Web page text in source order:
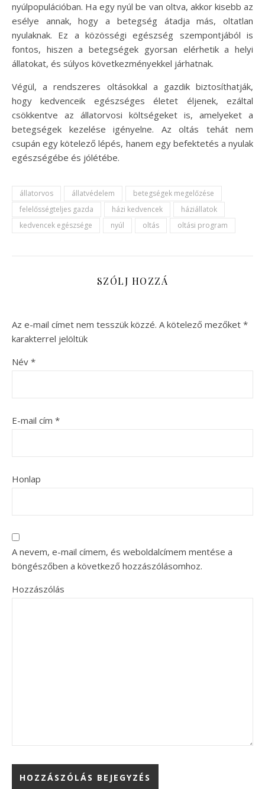
nyúlpopulációban. Ha egy nyúl be van oltva, akkor kisebb az
esélye annak, hogy a betegség átadja más, oltatlan
nyulaknak. Ez a közösségi egészség szempontjából is
fontos, hiszen a betegségek gyorsan elérhetik a helyi
állatokat, és súlyos következményekkel járhatnak.
Végül, a rendszeres oltásokkal a gazdik biztosíthatják,
hogy kedvenceik egészséges életet éljenek, ezáltal
csökkentve az állatorvosi költségeket is, amelyeket a
betegségek kezelése igényelne. Az oltás tehát nem
csupán egy kötelező lépés, hanem egy befektetés a nyulak
egészségébe és jólétébe.
állatorvos állatvédelem
betegségek megelőzése
felelősségteljes gazda
házi kedvencek
háziállatok
kedvencek egészsége
nyúl oltás oltási program
SZÓLJ HOZZÁ
Az e-mail címet nem tesszük közzé. A kötelező mezőket *
karakterrel jelöltük
Név *
E-mail cím *
Honlap
A nevem, e-mail címem, és weboldalcímem mentése a
böngészőben a következő hozzászólásomhoz.
Hozzászólás